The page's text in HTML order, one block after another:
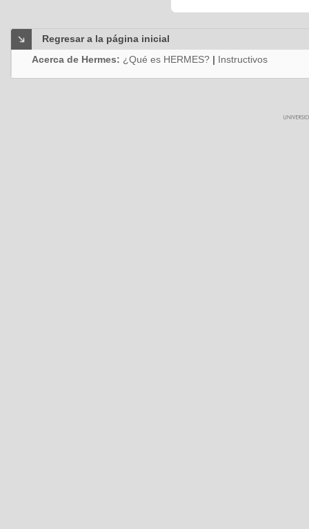
Regresar a la página inicial
Acerca de Hermes: ¿Qué es HERMES? | Instructivos